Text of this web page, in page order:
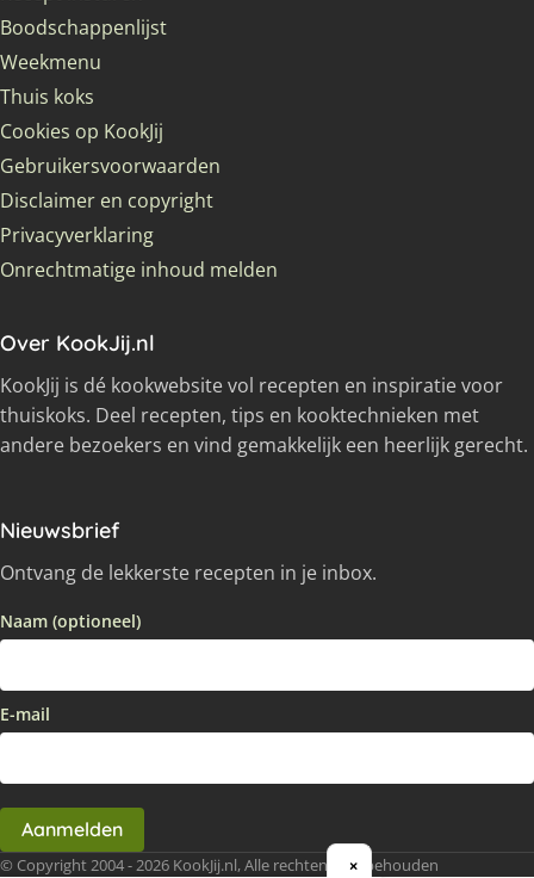
Boodschappenlijst
Weekmenu
Thuis koks
Cookies op KookJij
Gebruikersvoorwaarden
Disclaimer en copyright
Privacyverklaring
Onrechtmatige inhoud melden
Over KookJij.nl
KookJij is dé kookwebsite vol recepten en inspiratie voor
thuiskoks. Deel recepten, tips en kooktechnieken met
andere bezoekers en vind gemakkelijk een heerlijk gerecht.
Nieuwsbrief
Ontvang de lekkerste recepten in je inbox.
Naam (optioneel)
E-mail
Aanmelden
© Copyright 2004 - 2026 KookJij.nl, Alle rechten voorbehouden
×